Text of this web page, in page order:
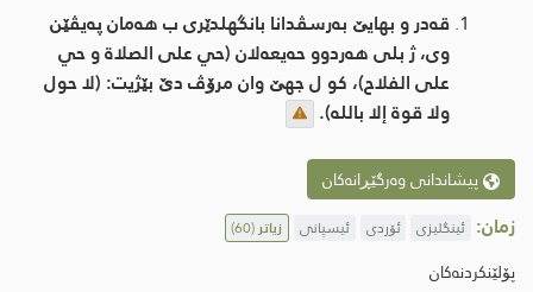
قه‌در و بهایێ به‌رسڤدانا بانگهلدێری ب هه‌مان په‌یڤێن
وی، ژ بلی هه‌ردوو حه‌یعه‌لان (حي على الصلاة و حي
على الفلاح)، كو ل جهێ وان مرۆڤ دێ بێژیت: (لا حول
ولا قوة إلا بالله).
پیشاندانی وەرگێڕانەکان
زمان: ئینگلیزی ئۆردی ئیسپانی زیاتر(60)
پۆلێنکردنەکان